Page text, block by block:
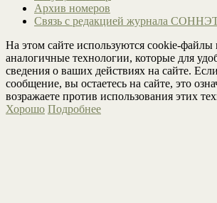
Архив номеров
Связь с редакцией журнала
На этом сайте используются cookie-файлы
аналогичные технологии, которые для
сведения о ваших действиях на сайте.
сообщение, вы остаетесь на сайте, это
возражаете против использования этих
Хорошо Подробнее